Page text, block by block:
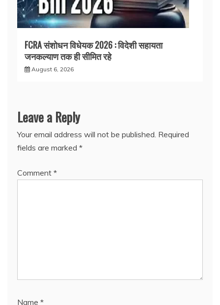
FCRA संशोधन विधेयक 2026 : विदेशी सहायता
जनकल्याण तक ही सीमित रहे
August 6, 2026
Leave a Reply
Your email address will not be published. Required
fields are marked *
Comment *
Name *